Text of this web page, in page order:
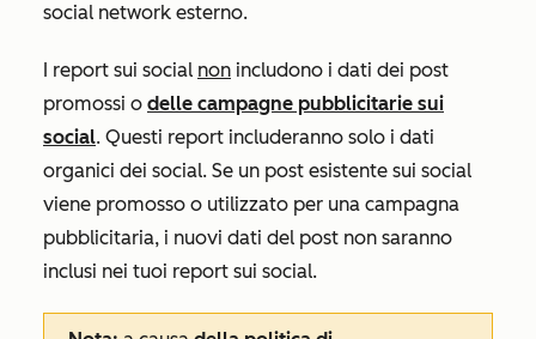
social network esterno.
I report sui social non includono i dati dei post
promossi o delle campagne pubblicitarie sui
social. Questi report includeranno solo i dati
organici dei social. Se un post esistente sui social
viene promosso o utilizzato per una campagna
pubblicitaria, i nuovi dati del post non saranno
inclusi nei tuoi report sui social.